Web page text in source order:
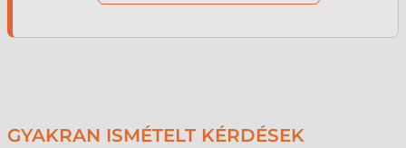
GYAKRAN ISMÉTELT KÉRDÉSEK